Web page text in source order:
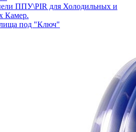
ППУ\PIR для Холодильных и
Камер.
под "Ключ"